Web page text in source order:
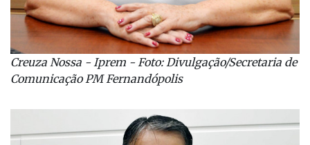
Creuza Nossa - Iprem - Foto: Divulgação/Secretaria de
Comunicação PM Fernandópolis